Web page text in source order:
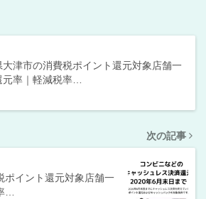
大津市の消費税ポイント還元対象店舗一
元率｜軽減税率…
次の記事
ポイント還元対象店舗一
…